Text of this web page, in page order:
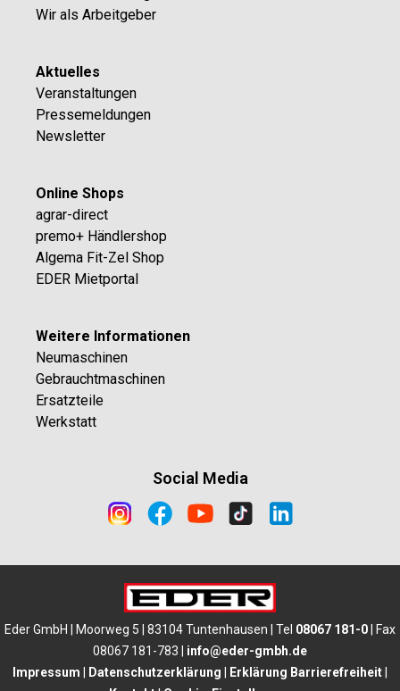
Wir als Arbeitgeber
Aktuelles
Veranstaltungen
Pressemeldungen
Newsletter
Online Shops
agrar-direct
premo+ Händlershop
Algema Fit-Zel Shop
EDER Mietportal
Weitere Informationen
Neumaschinen
Gebrauchtmaschinen
Ersatzteile
Werkstatt
Social Media
Eder GmbH | Moorweg 5 | 83104 Tuntenhausen | Tel 08067 181-0 | Fax
08067 181-783 | info@eder-gmbh.de
Impressum
Datenschutzerklärung Erklärung Barrierefreiheit